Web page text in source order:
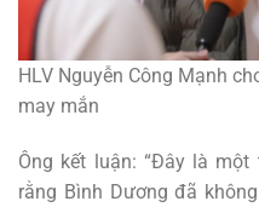
HLV Nguyễn Công Mạnh
may mắn
Ông kết luận: “Đây là
rằng Bình Dương đã